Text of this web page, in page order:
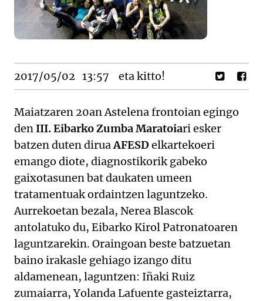
2017/05/02 13:57 eta kitto!
Maiatzaren 20an Astelena frontoian egingo
denIII. Eibarko Zumba Maratoiari esker
batzen duten diruaAFESDelkartekoeri
emango diote, diagnostikorik gabeko
gaixotasunen bat daukaten umeen
tratamentuak ordaintzen laguntzeko.
Aurrekoetan bezala, Nerea Blascok
antolatuko du, Eibarko Kirol Patronatoaren
laguntzarekin. Oraingoan beste batzuetan
baino irakasle gehiago izango ditu
aldamenean, laguntzen: Iñaki Ruiz
zumaiarra, Yolanda Lafuente gasteiztarra,